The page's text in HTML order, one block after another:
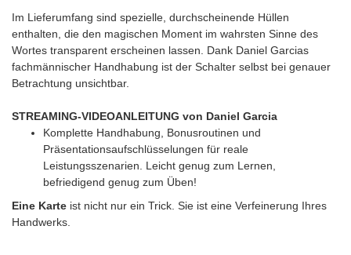
Im Lieferumfang sind spezielle, durchscheinende Hüllen
enthalten, die den magischen Moment im wahrsten Sinne des
Wortes transparent erscheinen lassen. Dank Daniel Garcias
fachmännischer Handhabung ist der Schalter selbst bei genauer
Betrachtung unsichtbar.
STREAMING-VIDEOANLEITUNG von Daniel Garcia
Komplette Handhabung, Bonusroutinen und
Präsentationsaufschlüsselungen für reale
Leistungsszenarien. Leicht genug zum Lernen,
befriedigend genug zum Üben!
Eine Karte ist nicht nur ein Trick. Sie ist eine Verfeinerung Ihres
Handwerks.